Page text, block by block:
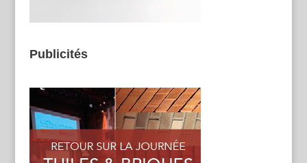
Publicités